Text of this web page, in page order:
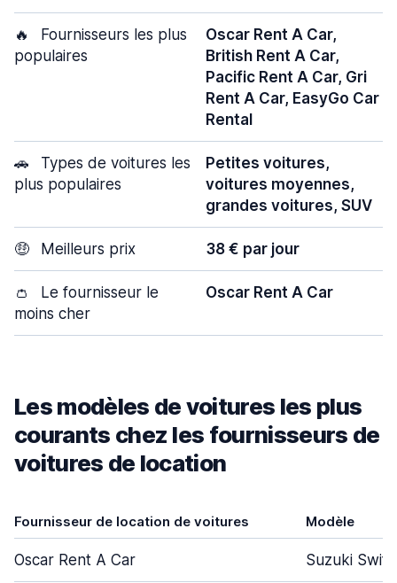
🔥
Fournisseurs les plus
populaires
Oscar Rent A Car,
British Rent A Car,
Pacific Rent A Car, Gri
Rent A Car, EasyGo Car
Rental
🚗
Types de voitures les
plus populaires
Petites voitures,
voitures moyennes,
grandes voitures, SUV
🤑 Meilleurs prix 38 € par jour
👛
Le fournisseur le
moins cher
Oscar Rent A Car
Les modèles de voitures les plus
courants chez les fournisseurs de
voitures de location
Fournisseur de location de voitures Modèle
Oscar Rent A Car Suzuki Swift